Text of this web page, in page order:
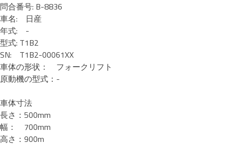
問合番号: B-8836
車名: 日産
年式: -
型式: T1B2
SN: T1B2-00061XX
車体の形状： フォークリフト
原動機の型式：-
車体寸法
長さ：500mm
幅： 700mm
高さ：900m